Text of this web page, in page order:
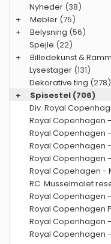
Nyheder (38)
+
Møbler (75)
+
Belysning (56)
Spejle (22)
+
Billedekunst &
Lysestager (131)
Dekorative ting (278)
+
Spisestel (706)
Div. Royal
Royal Copenhagen
Royal Copenhagen
Royal Copenhagen
Royal Copenhagen
Royal Copehagen -
RC. Musselmalet
Royal Copenhagen
Royal Copenhagen
Royal Copenhagen
Royal Copenhagen